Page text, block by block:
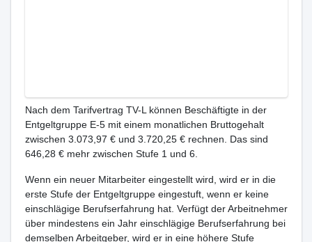
Nach dem Tarifvertrag TV-L können Beschäftigte in der
Entgeltgruppe E-5 mit einem monatlichen Bruttogehalt
zwischen 3.073,97 € und 3.720,25 € rechnen. Das sind
646,28 € mehr zwischen Stufe 1 und 6.
Wenn ein neuer Mitarbeiter eingestellt wird, wird er in die
erste Stufe der Entgeltgruppe eingestuft, wenn er keine
einschlägige Berufserfahrung hat. Verfügt der Arbeitnehmer
über mindestens ein Jahr einschlägige Berufserfahrung bei
demselben Arbeitgeber, wird er in eine höhere Stufe